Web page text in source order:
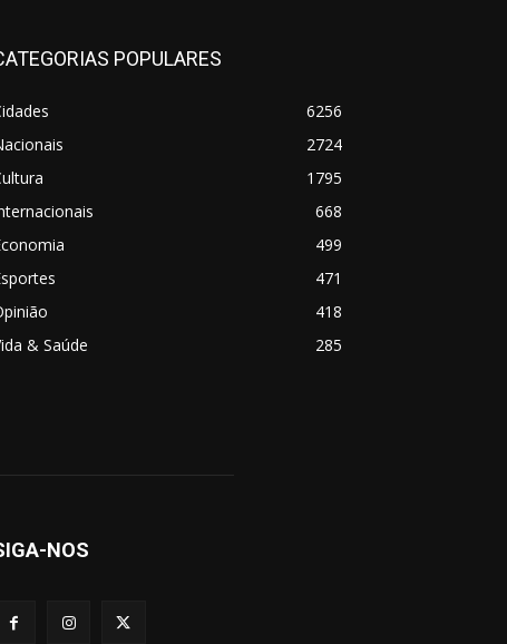
POPULARES
6256
2724
1795
668
499
471
418
& Saúde
285
NOS